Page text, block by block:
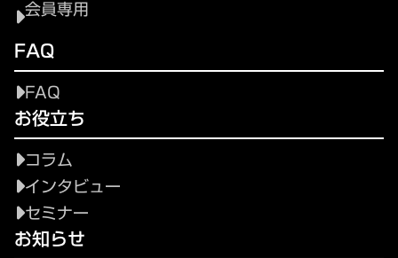
会員専用
FAQ
FAQ
お役立ち
コラム
インタビュー
セミナー
お知らせ